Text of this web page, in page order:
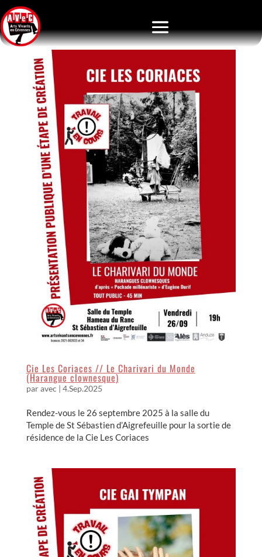
Cie Les Coriaces // Le Charivari du Monde
(Harangue clownesque)
paravec | 4.Sep.2025
Rendez-vous le 26 septembre 2025 à la salle du
Temple de St Sébastien d’Aigrefeuille pour la sortie de
résidence de la Cie Les Coriaces